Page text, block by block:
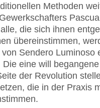
Methoden
die sich ihnen
übereinstimmen,
Sendero Luminoso
eine will
der Revolution
die in der Praxis